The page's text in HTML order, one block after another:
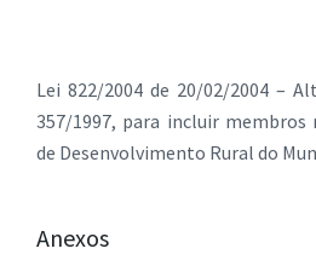
Lei 822/2004 de 20/02/2004 –
357/1997, para incluir membros
de Desenvolvimento Rural do
Anexos